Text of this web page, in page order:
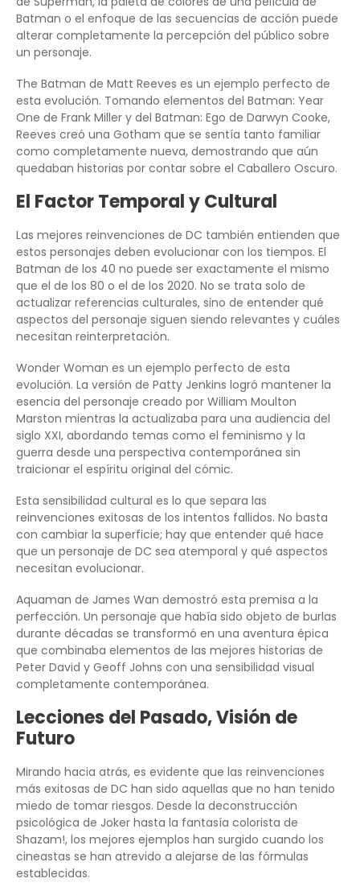
Batman o el enfoque de las secuencias de acción puede
alterar completamente la percepción del público sobre
un personaje.
The Batman de Matt Reeves es un ejemplo perfecto de
esta evolución. Tomando elementos del Batman: Year
One de Frank Miller y del Batman: Ego de Darwyn Cooke,
Reeves creó una Gotham que se sentía tanto familiar
como completamente nueva, demostrando que aún
quedaban historias por contar sobre el Caballero Oscuro.
El Factor Temporal y Cultural
Las mejores reinvenciones de DC también entienden que
estos personajes deben evolucionar con los tiempos. El
Batman de los 40 no puede ser exactamente el mismo
que el de los 80 o el de los 2020. No se trata solo de
actualizar referencias culturales, sino de entender qué
aspectos del personaje siguen siendo relevantes y cuáles
necesitan reinterpretación.
Wonder Woman es un ejemplo perfecto de esta
evolución. La versión de Patty Jenkins logró mantener la
esencia del personaje creado por William Moulton
Marston mientras la actualizaba para una audiencia del
siglo XXI, abordando temas como el feminismo y la
guerra desde una perspectiva contemporánea sin
traicionar el espíritu original del cómic.
Esta sensibilidad cultural es lo que separa las
reinvenciones exitosas de los intentos fallidos. No basta
con cambiar la superficie; hay que entender qué hace
que un personaje de DC sea atemporal y qué aspectos
necesitan evolucionar.
Aquaman de James Wan demostró esta premisa a la
perfección. Un personaje que había sido objeto de burlas
durante décadas se transformó en una aventura épica
que combinaba elementos de las mejores historias de
Peter David y Geoff Johns con una sensibilidad visual
completamente contemporánea.
Lecciones del Pasado, Visión de
Futuro
Mirando hacia atrás, es evidente que las reinvenciones
más exitosas de DC han sido aquellas que no han tenido
miedo de tomar riesgos. Desde la deconstrucción
psicológica de Joker hasta la fantasía colorista de
Shazam!, los mejores ejemplos han surgido cuando los
cineastas se han atrevido a alejarse de las fórmulas
establecidas.